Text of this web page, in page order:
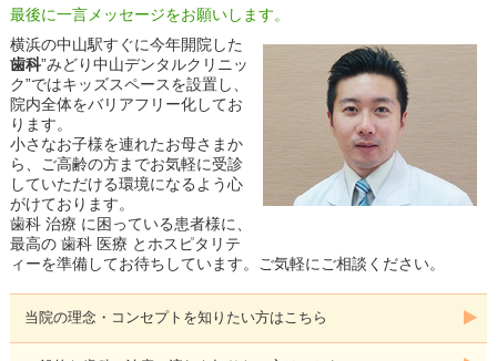
最後に一言メッセージをお願いします。
横浜の中山駅すぐに今年開院した
歯科”みどり中山デンタルクリニッ
ク”ではキッズスペースを設置し、
院内全体をバリアフリー化してお
ります。
小さなお子様を連れたお母さまか
ら、ご高齢の方までお気軽に受診
していただける環境になるよう心
がけております。
歯科 治療 に困っている患者様に、
最高の 歯科 医療 とホスピタリテ
ィーを準備してお待ちしています。ご気軽にご相談ください。
当院の理念・コンセプトを知りたい方はこちら